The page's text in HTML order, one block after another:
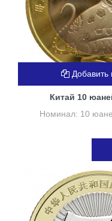
Китай 10
Номинал: 10
Добавить